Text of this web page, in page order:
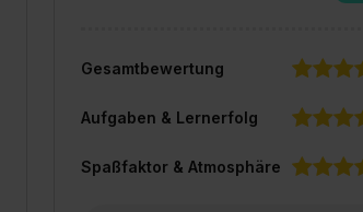
Gesamtbewertung
Aufgaben & Lernerfolg
Spaßfaktor & Atmosphäre